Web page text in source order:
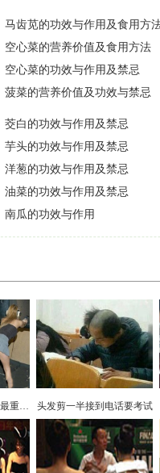
妹子们，姿势什么的最重要了 头发剪一半接到电话要考试